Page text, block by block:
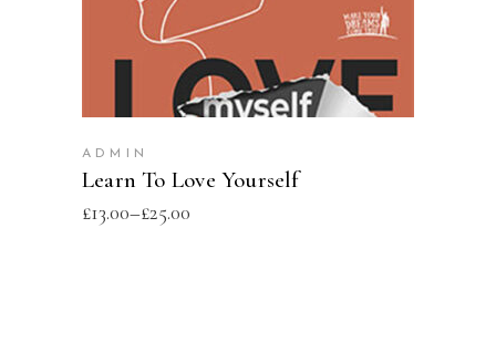
ADMIN
Learn To Love Yourself
£13.00–£25.00